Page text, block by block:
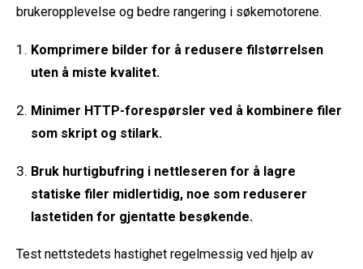
brukeropplevelse og bedre rangering i søkemotorene.
Komprimere bilder for å redusere filstørrelsen
uten å miste kvalitet.
Minimer HTTP-forespørsler ved å kombinere filer
som skript og stilark.
Bruk hurtigbufring i nettleseren for å lagre
statiske filer midlertidig, noe som reduserer
lastetiden for gjentatte besøkende.
Test nettstedets hastighet regelmessig ved hjelp av